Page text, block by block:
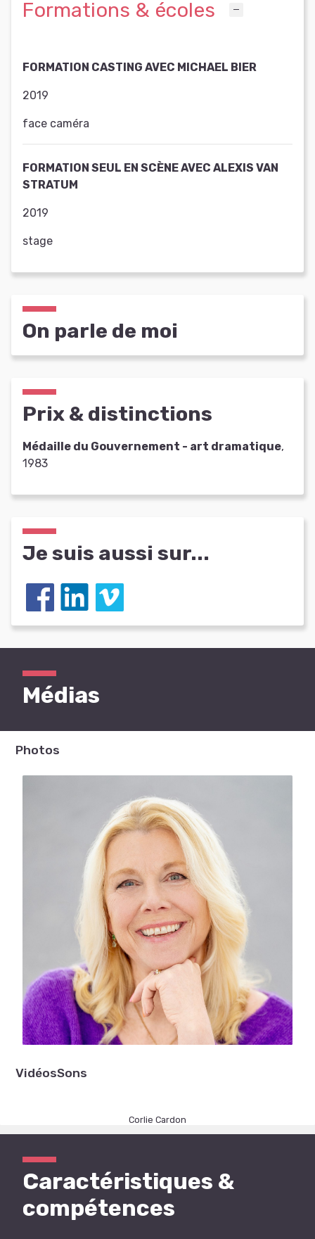
Formations & écoles
FORMATION CASTING AVEC MICHAEL BIER
2019
face caméra
FORMATION SEUL EN SCÈNE AVEC ALEXIS VAN
STRATUM
2019
stage
On parle de moi
Prix & distinctions
Médaille du Gouvernement - art dramatique,
1983
Je suis aussi sur...
Médias
Photos
VidéosSons
Corlie Cardon
Caractéristiques &
compétences